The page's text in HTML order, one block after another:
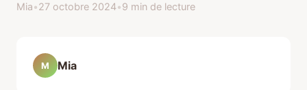
Mia•27 octobre 2024•9 min de lecture
M Mia